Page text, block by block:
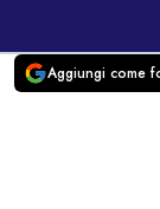
Aggiungi come